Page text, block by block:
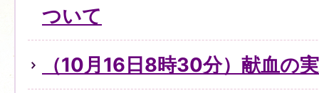
ついて
（10月16日8時30分）献血の